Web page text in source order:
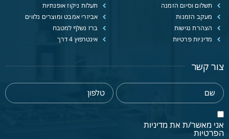
תשלום וסיום הזמנה
מעקב הזמנות
הצהרת נגישות
מדיניות פרטיות
תעלות ניקוז אופנתיות
אביזרי אמבט ומוצרים נלווים
ברז נשלף למטבח
אינטרפוץ 4 דרך
צור קשר
אני מאשר/ת את מדיניות
הפרטיות